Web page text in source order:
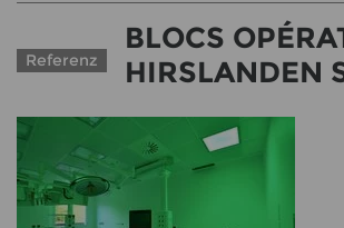
Referenz
BLOCS
HIRSLANDEN